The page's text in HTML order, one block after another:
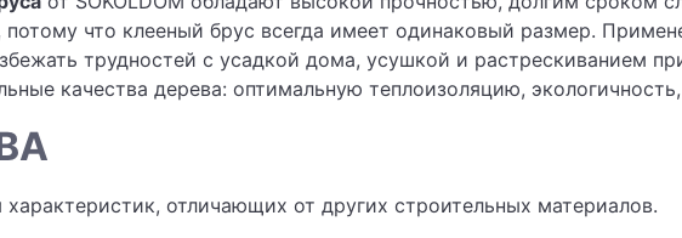
потому что клееный брус всегда имеет одинаковый размер.
трудностей с усадкой дома, усушкой и растрескиванием
качества дерева: оптимальную теплоизоляцию,
отличающих от других строительных материалов.